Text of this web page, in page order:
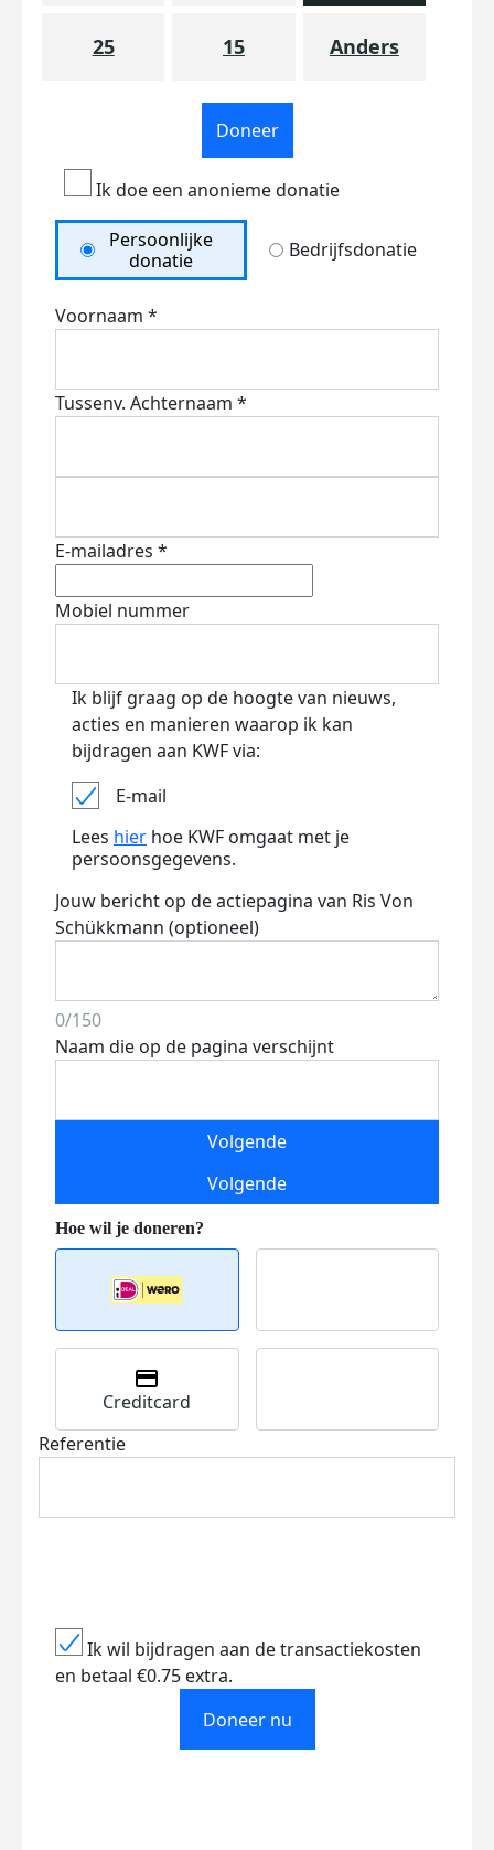
25 15 Anders
Doneer
Ik doe een anonieme donatie
Persoonlijke
donatie
Bedrijfsdonatie
Voornaam *
Tussenv. Achternaam *
E-mailadres *
Mobiel nummer
Ik blijf graag op de hoogte van nieuws,
acties en manieren waarop ik kan
bijdragen aan KWF via:
E-mail
Lees hier hoe KWF omgaat met je
persoonsgegevens.
Jouw bericht op de actiepagina van Ris Von
Schükkmann (optioneel)
0/150
Naam die op de pagina verschijnt
Volgende
Volgende
Creditcard
Referentie
Ik wil bijdragen aan de transactiekosten
en betaal €0.75 extra.
Doneer nu